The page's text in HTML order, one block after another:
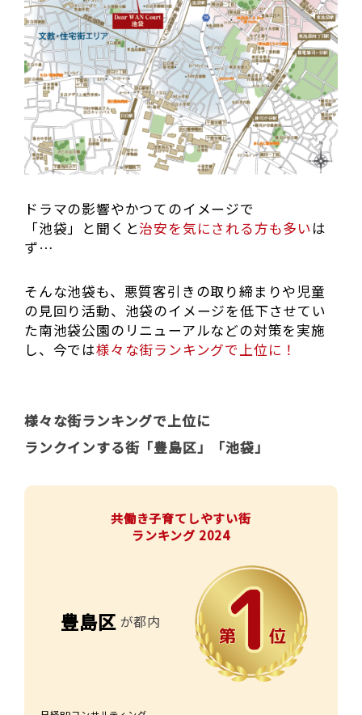
ドラマの影響やかつてのイメージで
「池袋」と聞くと治安を気にされる方も多いは
ず…
そんな池袋も、悪質客引きの取り締まりや児童
の見回り活動、池袋のイメージを低下させてい
た南池袋公園のリニューアルなどの対策を実施
し、今では様々な街ランキングで上位に！
様々な街ランキングで上位に
ランクインする街「豊島区」「池袋」
共働き子育てしやすい街
ランキング 2024
豊島区 が都内